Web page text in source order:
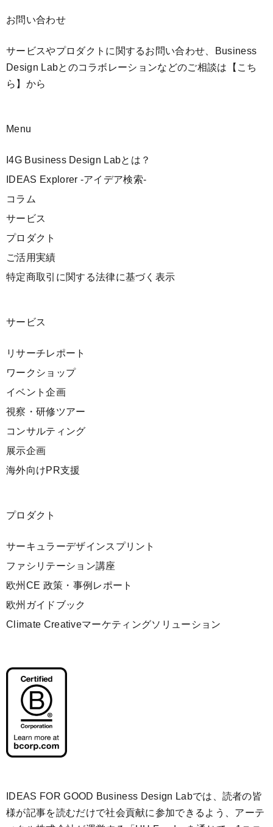
お問い合わせ
サービスやプロダクトに関するお問い合わせ、Business
Design Labとのコラボレーションなどのご相談は 【こち
ら】 から
Menu
I4G Business Design Labとは？
IDEAS Explorer -アイデア検索-
コラム
サービス
プロダクト
ご活用実績
特定商取引に関する法律に基づく表示
サービス
リサーチレポート
ワークショップ
イベント企画
視察・研修ツアー
コンサルティング
展示企画
海外向けPR支援
プロダクト
サーキュラーデザインスプリント
ファシリテーション講座
欧州CE 政策・事例レポート
欧州ガイドブック
Climate Creativeマーケティングソリューション
IDEAS FOR GOOD Business Design Labでは、読者の皆
様が記事を読むだけで社会貢献に参加できるよう、アーテ